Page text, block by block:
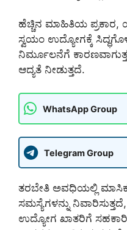
ಹೆಚ್ಚಿನ ಮಾಹಿತಿಯ
ಸ್ವಯಂ ಉದ್ಯೋಗಕ್ಕೆ
ನಿರ್ಮೂಲನೆಗೆ
ಆದ್ಯತೆ ನೀಡುತ್ತದೆ.
WhatsApp Group
Telegram Group
ತರಬೇತಿ ಅವಧಿಯಲ್ಲಿ ಮಾಸಿಕ
ಸಮಸ್ಯೆಗಳನ್ನು
ಉದ್ಯೋಗ ಖಾತರಿಗೆ